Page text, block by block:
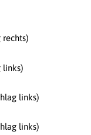
rechts)
links)
links)
links)